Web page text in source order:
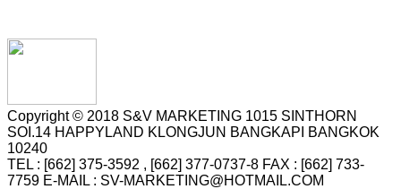
Copyright © 2018 S&V MARKETING 1015 SINTHORN
SOI.14 HAPPYLAND KLONGJUN BANGKAPI BANGKOK
10240
TEL : [662] 375-3592 , [662] 377-0737-8 FAX : [662] 733-
7759 E-MAIL : SV-MARKETING@HOTMAIL.COM